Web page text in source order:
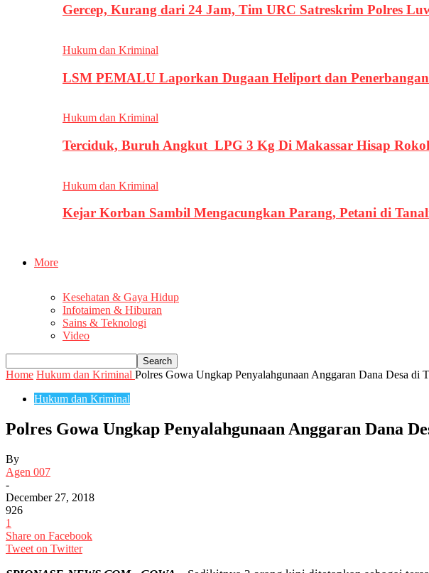
Gercep, Kurang dari 24 Jam, Tim URC Satreskrim Polres
Hukum dan Kriminal
LSM PEMALU Laporkan Dugaan Heliport dan
Hukum dan Kriminal
Terciduk, Buruh Angkut LPG 3 Kg Di Makassar Hisap
Hukum dan Kriminal
Kejar Korban Sambil Mengacungkan Parang, Petani di
More
Kesehatan & Gaya Hidup
Infotaimen & Hiburan
Sains & Teknologi
Video
Home Hukum dan Kriminal Polres Gowa Ungkap Penyalahgunaan Anggaran Dana Desa di
Hukum dan Kriminal
Polres Gowa Ungkap Penyalahgunaan Anggaran Dana
By
Agen 007
-
December 27, 2018
926
1
Share on Facebook
Tweet on Twitter